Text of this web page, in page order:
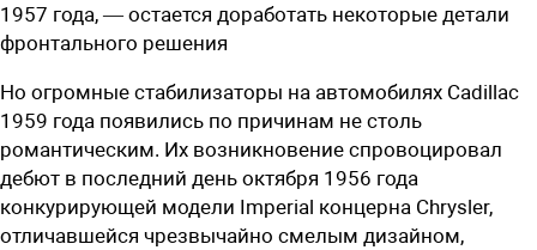
1957 года, — остается доработать некоторые детали
фронтального решения
Но огромные стабилизаторы на автомобилях Cadillac
1959 года появились по причинам не столь
романтическим. Их возникновение спровоцировал
дебют в последний день октября 1956 года
конкурирующей модели Imperial концерна Chrysler,
отличавшейся чрезвычайно смелым дизайном,